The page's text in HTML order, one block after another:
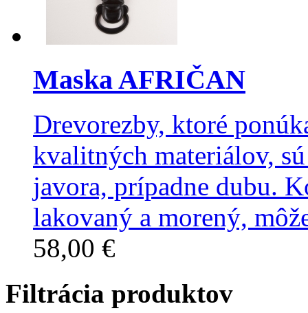
Maska AFRIČAN
Drevorezby, ktoré
kvalitných materiálov,
javora, prípadne dubu.
lakovaný a morený,
58,00 €
Filtrácia produktov